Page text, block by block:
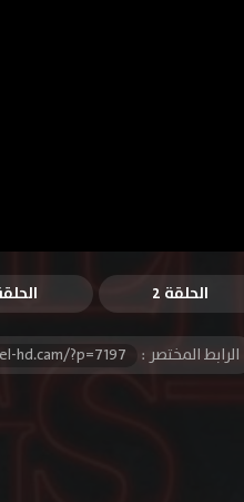
الحلقة 2
الرابط المختصر : hd.cam/?p=7197